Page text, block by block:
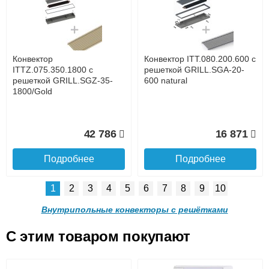
до подъезда
услуга платная
с решеткой GRILL.LGA-20-
1400 brown
28 842
Подробнее
с решеткой GRILL.LGA-20-
1300 brown
27 253
Конвектор ITT.090.200.1200
с решеткой GRILL.LGA-20-
1200 brown
Конвектор ITT.090.200.1100
с решеткой GRILL.LGA-20-
1100 brown
Конвектор
ITTZ.075.350.1800 с
решеткой GRILL.SGZ-35-
1800/Gold
42 786
Подробнее
Конвектор ITT.080.200.600 с
решеткой GRILL.SGA-20-
600 natural
16 871
Подробнее
1 2 3 4 5 6 7 8 9 10
Внутрипольные конвекторы с решётками
C этим товаром покупают